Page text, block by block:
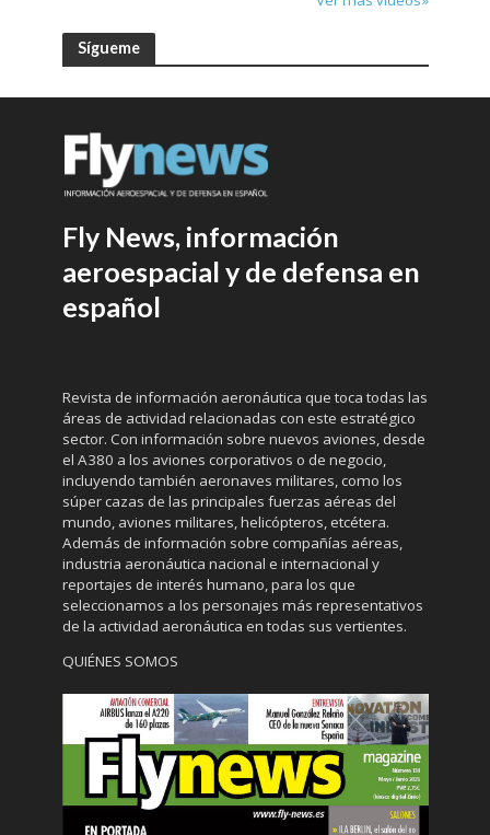
Sígueme
Fly News, información
aeroespacial y de defensa en
español
Revista de información aeronáutica que toca todas las
áreas de actividad relacionadas con este estratégico
sector. Con información sobre nuevos aviones, desde
el A380 a los aviones corporativos o de negocio,
incluyendo también aeronaves militares, como los
súper cazas de las principales fuerzas aéreas del
mundo, aviones militares, helicópteros, etcétera.
Además de información sobre compañías aéreas,
industria aeronáutica nacional e internacional y
reportajes de interés humano, para los que
seleccionamos a los personajes más representativos
de la actividad aeronáutica en todas sus vertientes.
QUIÉNES SOMOS